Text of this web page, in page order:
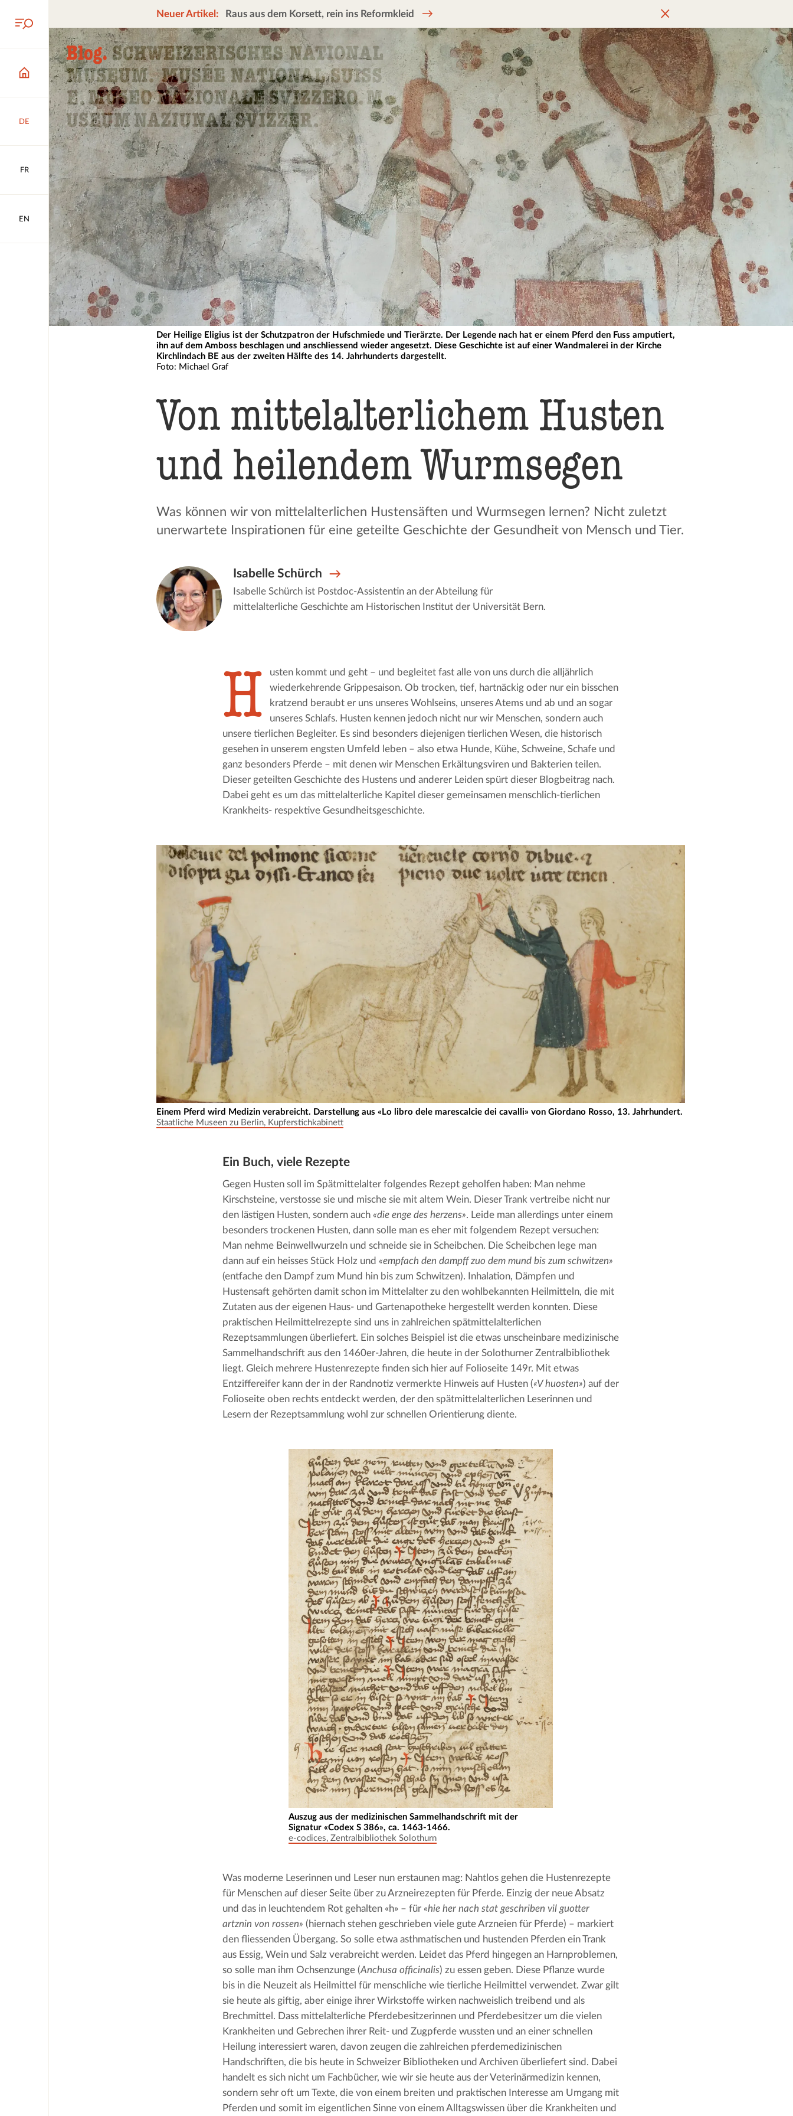
DE
FR
EN
Neuer Artikel: Raus aus dem Korsett, rein ins Reformkleid
Der Heilige Eligius ist der Schutzpatron der Hufschmiede und Tierärzte. Der Legende nach hat er einem Pferd den Fuss amputiert,
ihn auf dem Amboss beschlagen und anschliessend wieder angesetzt. Diese Geschichte ist auf einer Wandmalerei in der Kirche
Kirchlindach BE aus der zweiten Hälfte des 14. Jahrhunderts dargestellt.
Foto: Michael Graf
Von mittel­al­ter­li­chem Husten
und heilendem Wurmsegen
Was können wir von mittelalterlichen Hustensäften und Wurmsegen lernen? Nicht zuletzt
unerwartete Inspirationen für eine geteilte Geschichte der Gesundheit von Mensch und Tier.
Isabelle Schürch
Isabelle Schürch ist Postdoc-Assistentin an der Abteilung für
mittelalterliche Geschichte am Historischen Institut der Universität Bern.
H
usten kommt und geht – und begleitet fast alle von uns durch die alljährlich
wiederkehrende Grippesaison. Ob trocken, tief, hartnäckig oder nur ein bisschen
kratzend beraubt er uns unseres Wohlseins, unseres Atems und ab und an sogar
unseres Schlafs. Husten kennen jedoch nicht nur wir Menschen, sondern auch
unsere tierlichen Begleiter. Es sind besonders diejenigen tierlichen Wesen, die historisch
gesehen in unserem engsten Umfeld leben – also etwa Hunde, Kühe, Schweine, Schafe und
ganz besonders Pferde – mit denen wir Menschen Erkältungsviren und Bakterien teilen.
Dieser geteilten Geschichte des Hustens und anderer Leiden spürt dieser Blogbeitrag nach.
Dabei geht es um das mittelalterliche Kapitel dieser gemeinsamen menschlich-tierlichen
Krankheits- respektive Gesundheitsgeschichte.
Einem Pferd wird Medizin verabreicht. Darstellung aus «Lo libro dele marescalcie dei cavalli» von Giordano Rosso, 13. Jahrhundert.
Staatliche Museen zu Berlin, Kupferstichkabinett
Ein Buch, viele Rezepte
Gegen Husten soll im Spätmittelalter folgendes Rezept geholfen haben: Man nehme
Kirschsteine, verstosse sie und mische sie mit altem Wein. Dieser Trank vertreibe nicht nur
den lästigen Husten, sondern auch «die enge des herzens». Leide man allerdings unter einem
besonders trockenen Husten, dann solle man es eher mit folgendem Rezept versuchen:
Man nehme Beinwellwurzeln und schneide sie in Scheibchen. Die Scheibchen lege man
dann auf ein heisses Stück Holz und «empfach den dampff zuo dem mund bis zum schwitzen»
(entfache den Dampf zum Mund hin bis zum Schwitzen). Inhalation, Dämpfen und
Hustensaft gehörten damit schon im Mittelalter zu den wohlbekannten Heilmitteln, die mit
Zutaten aus der eigenen Haus- und Gartenapotheke hergestellt werden konnten. Diese
praktischen Heilmittelrezepte sind uns in zahlreichen spätmittelalterlichen
Rezeptsammlungen überliefert. Ein solches Beispiel ist die etwas unscheinbare medizinische
Sammelhandschrift aus den 1460er-Jahren, die heute in der Solothurner Zentralbibliothek
liegt. Gleich mehrere Hustenrezepte finden sich hier auf Folioseite 149r. Mit etwas
Entziffereifer kann der in der Randnotiz vermerkte Hinweis auf Husten («V huosten») auf der
Folioseite oben rechts entdeckt werden, der den spätmittelalterlichen Leserinnen und
Lesern der Rezeptsammlung wohl zur schnellen Orientierung diente.
Auszug aus der medizinischen Sammelhandschrift mit der
Signatur «Codex S 386», ca. 1463-1466.
e-codices, Zentralbibliothek Solothurn
Was moderne Leserinnen und Leser nun erstaunen mag: Nahtlos gehen die Hustenrezepte
für Menschen auf dieser Seite über zu Arzneirezepten für Pferde. Einzig der neue Absatz
und das in leuchtendem Rot gehalten «h» – für «hie her nach stat geschriben vil guotter
artznin von rossen» (hiernach stehen geschrieben viele gute Arzneien für Pferde) – markiert
den fliessenden Übergang. So solle etwa asthmatischen und hustenden Pferden ein Trank
aus Essig, Wein und Salz verabreicht werden. Leidet das Pferd hingegen an Harnproblemen,
so solle man ihm Ochsenzunge (Anchusa officinalis) zu essen geben. Diese Pflanze wurde
bis in die Neuzeit als Heilmittel für menschliche wie tierliche Heilmittel verwendet. Zwar gilt
sie heute als giftig, aber einige ihrer Wirkstoffe wirken nachweislich treibend und als
Brechmittel. Dass mittelalterliche Pferdebesitzerinnen und Pferdebesitzer um die vielen
Krankheiten und Gebrechen ihrer Reit- und Zugpferde wussten und an einer schnellen
Heilung interessiert waren, davon zeugen die zahlreichen pferdemedizinischen
Handschriften, die bis heute in Schweizer Bibliotheken und Archiven überliefert sind. Dabei
handelt es sich nicht um Fachbücher, wie wir sie heute aus der Veterinärmedizin kennen,
sondern sehr oft um Texte, die von einem breiten und praktischen Interesse am Umgang mit
Pferden und somit im eigentlichen Sinne von einem Alltagswissen über die Krankheiten und